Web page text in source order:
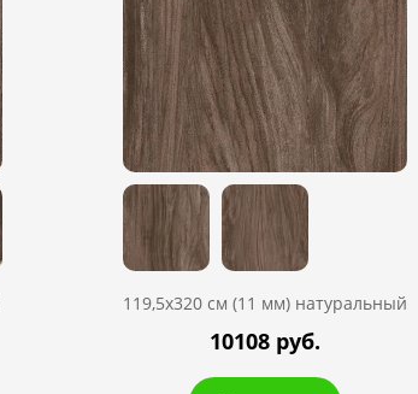
119,5х320 см (11 мм) натуральный
10108 руб.